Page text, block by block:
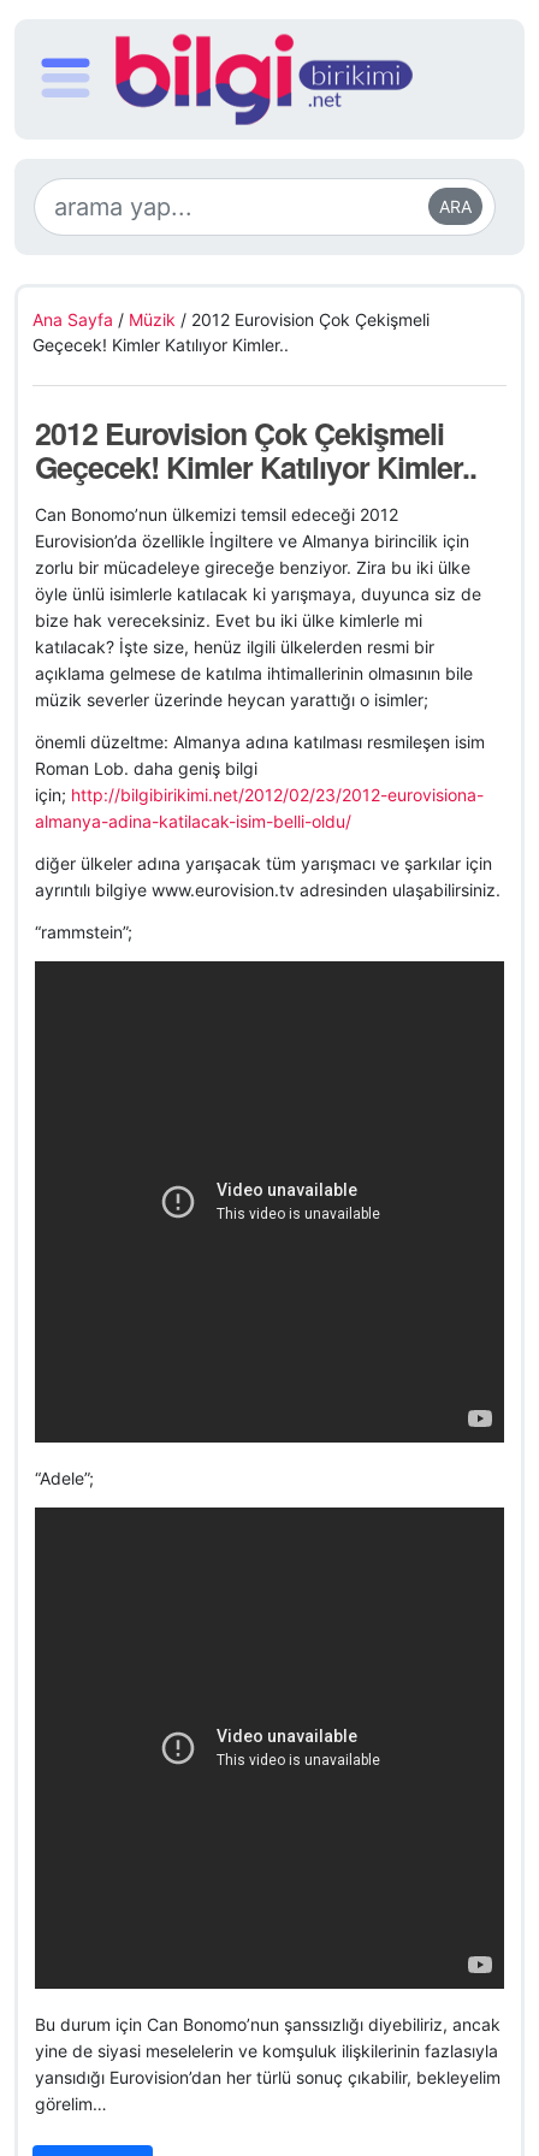
ARA
Ana Sayfa / Müzik / 2012 Eurovision Çok Çekişmeli
Geçecek! Kimler Katılıyor Kimler..
2012 Eurovision Çok Çekişmeli
Geçecek! Kimler Katılıyor Kimler..
Can Bonomo’nun ülkemizi temsil edeceği 2012
Eurovision’da özellikle İngiltere ve Almanya birincilik için
zorlu bir mücadeleye gireceğe benziyor. Zira bu iki ülke
öyle ünlü isimlerle katılacak ki yarışmaya, duyunca siz de
bize hak vereceksiniz. Evet bu iki ülke kimlerle mi
katılacak? İşte size, henüz ilgili ülkelerden resmi bir
açıklama gelmese de katılma ihtimallerinin olmasının bile
müzik severler üzerinde heycan yarattığı o isimler;
önemli düzeltme: Almanya adına katılması resmileşen isim
Roman Lob. daha geniş bilgi
için; http://bilgibirikimi.net/2012/02/23/2012-eurovisiona-
almanya-adina-katilacak-isim-belli-oldu/
diğer ülkeler adına yarışacak tüm yarışmacı ve şarkılar için
ayrıntılı bilgiye www.eurovision.tv adresinden ulaşabilirsiniz.
“rammstein”;
“Adele”;
Bu durum için Can Bonomo’nun şanssızlığı diyebiliriz, ancak
yine de siyasi meselelerin ve komşuluk ilişkilerinin fazlasıyla
yansıdığı Eurovision’dan her türlü sonuç çıkabilir, bekleyelim
görelim…